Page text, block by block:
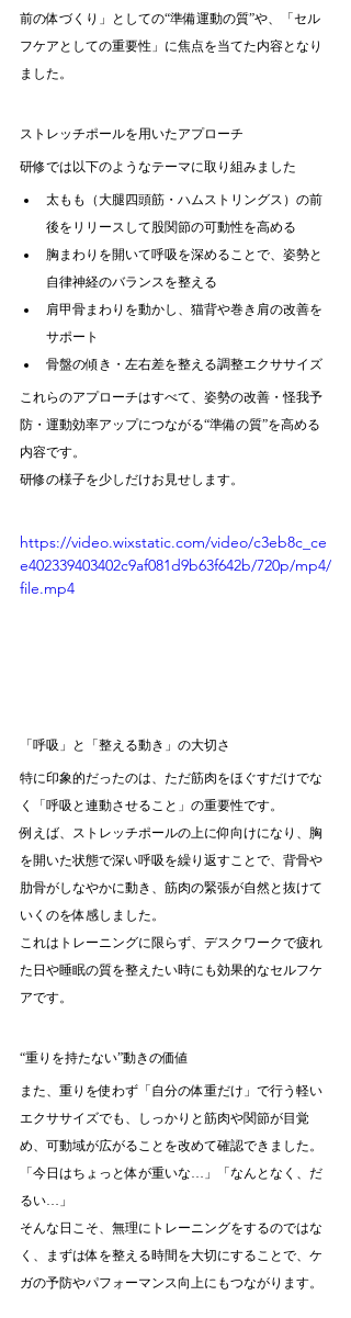
前の体づくり」としての“準備運動の質”や、「セル
フケアとしての重要性」に焦点を当てた内容となり
ました。
ストレッチポールを用いたアプローチ
研修では以下のようなテーマに取り組みました
太もも（大腿四頭筋・ハムストリングス）の前
後をリリースして股関節の可動性を高める
胸まわりを開いて呼吸を深めることで、姿勢と
自律神経のバランスを整える
肩甲骨まわりを動かし、猫背や巻き肩の改善を
サポート
骨盤の傾き・左右差を整える調整エクササイズ
これらのアプローチはすべて、姿勢の改善・怪我予
防・運動効率アップにつながる“準備の質”を高める
内容です。
研修の様子を少しだけお見せします。
https://video.wixstatic.com/video/c3eb8c_ce
e402339403402c9af081d9b63f642b/720p/mp4/
file.mp4
「呼吸」と「整える動き」の大切さ
特に印象的だったのは、ただ筋肉をほぐすだけでな
く「呼吸と連動させること」の重要性です。
例えば、ストレッチポールの上に仰向けになり、胸
を開いた状態で深い呼吸を繰り返すことで、背骨や
肋骨がしなやかに動き、筋肉の緊張が自然と抜けて
いくのを体感しました。
これはトレーニングに限らず、デスクワークで疲れ
た日や睡眠の質を整えたい時にも効果的なセルフケ
アです。
“重りを持たない”動きの価値
また、重りを使わず「自分の体重だけ」で行う軽い
エクササイズでも、しっかりと筋肉や関節が目覚
め、可動域が広がることを改めて確認できました。
「今日はちょっと体が重いな…」「なんとなく、だ
るい…」
そんな日こそ、無理にトレーニングをするのではな
く、まずは体を整える時間を大切にすることで、ケ
ガの予防やパフォーマンス向上にもつながります。